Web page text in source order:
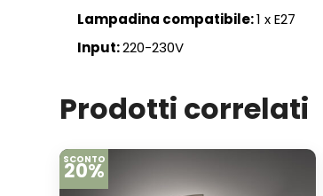
Lampadina compatibile:1 x E27
Input:220-230V
Prodotti correlati
SCONTO
20%